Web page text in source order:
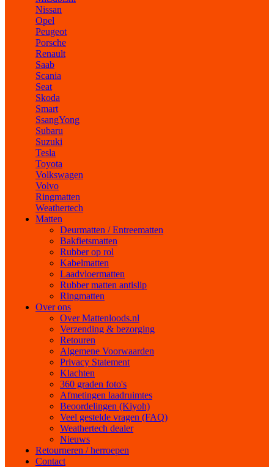
Nissan
Opel
Peugeot
Porsche
Renault
Saab
Scania
Seat
Skoda
Smart
SsangYong
Subaru
Suzuki
Tesla
Toyota
Volkswagen
Volvo
Ringmatten
Weathertech
Matten
Deurmatten / Entreematten
Bakfietsmatten
Rubber op rol
Kabelmatten
Laadvloermatten
Rubber matten antislip
Ringmatten
Over ons
Over Mattenloods.nl
Verzending & bezorging
Retouren
Algemene Voorwaarden
Privacy Statement
Klachten
360 graden foto's
Afmetingen laadruimtes
Beoordelingen (Kiyoh)
Veel gestelde vragen (FAQ)
Weathertech dealer
Nieuws
Retourneren / herroepen
Contact